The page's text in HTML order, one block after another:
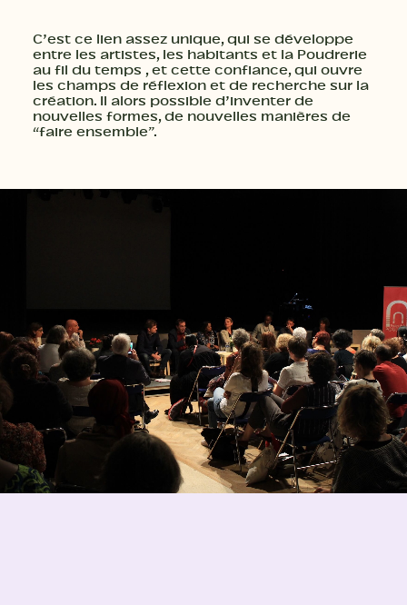
C’est ce lien assez unique, qui se développe
entre les artistes, les habitants et la Poudrerie
au fil du temps , et cette confiance, qui ouvre
les champs de réflexion et de recherche sur la
création. Il alors possible d’inventer de
nouvelles formes, de nouvelles manières de
“faire ensemble”.